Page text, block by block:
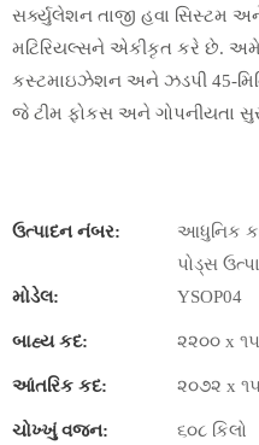
સર્ક્યુલેશન તાજી હવા સિસ્ટમ
મટિરિયલ્સને એકીકૃત કરે છે.
કસ્ટમાઇઝેશન અને ઝડપી 45-
જે ટીમ ફોકસ અને ગોપનીયતા
ઉત્પાદન નંબર:
આધુનિક
પોડ્સ
મોડેલ:
YSOP04
બાહ્ય કદ: ૨૨૦૦ x
આંતરિક કદ: ૨૦૭૨ x
ચોખ્ખું વજન: ૬૦૮ કિલો